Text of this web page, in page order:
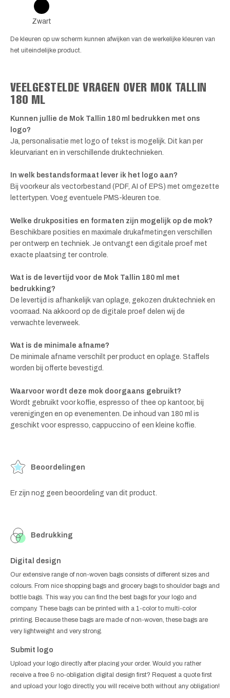
Zwart
De kleuren op uw scherm kunnen afwijken van de werkelijke kleuren van
het uiteindelijke product.
VEELGESTELDE VRAGEN OVER MOK TALLIN
180 ML
Kunnen jullie de Mok Tallin 180 ml bedrukken met ons
logo?
Ja, personalisatie met logo of tekst is mogelijk. Dit kan per
kleurvariant en in verschillende druktechnieken.
In welk bestandsformaat lever ik het logo aan?
Bij voorkeur als vectorbestand (PDF, AI of EPS) met omgezette
lettertypen. Voeg eventuele PMS-kleuren toe.
Welke drukposities en formaten zijn mogelijk op de mok?
Beschikbare posities en maximale drukafmetingen verschillen
per ontwerp en techniek. Je ontvangt een digitale proef met
exacte plaatsing ter controle.
Wat is de levertijd voor de Mok Tallin 180 ml met
bedrukking?
De levertijd is afhankelijk van oplage, gekozen druktechniek en
voorraad. Na akkoord op de digitale proef delen wij de
verwachte leverweek.
Wat is de minimale afname?
De minimale afname verschilt per product en oplage. Staffels
worden bij offerte bevestigd.
Waarvoor wordt deze mok doorgaans gebruikt?
Wordt gebruikt voor koffie, espresso of thee op kantoor, bij
verenigingen en op evenementen. De inhoud van 180 ml is
geschikt voor espresso, cappuccino of een kleine koffie.
Beoordelingen
Er zijn nog geen beoordeling van dit product.
Bedrukking
Digital design
Our extensive range of non-woven bags consists of different sizes and
colours. From nice shopping bags and grocery bags to shoulder bags and
bottle bags. This way you can find the best bags for your logo and
company. These bags can be printed with a 1-color to multi-color
printing. Because these bags are made of non-woven, these bags are
very lightweight and very strong.
Submit logo
Upload your logo directly after placing your order. Would you rather
receive a free & no-obligation digital design first? Request a quote first
and upload your logo directly, you will receive both without any obligation!